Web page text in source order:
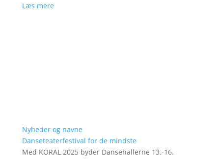
Læs mere
Nyheder og navne
Danseteaterfestival for de mindste
Med KORAL 2025 byder Dansehallerne 13.-16.